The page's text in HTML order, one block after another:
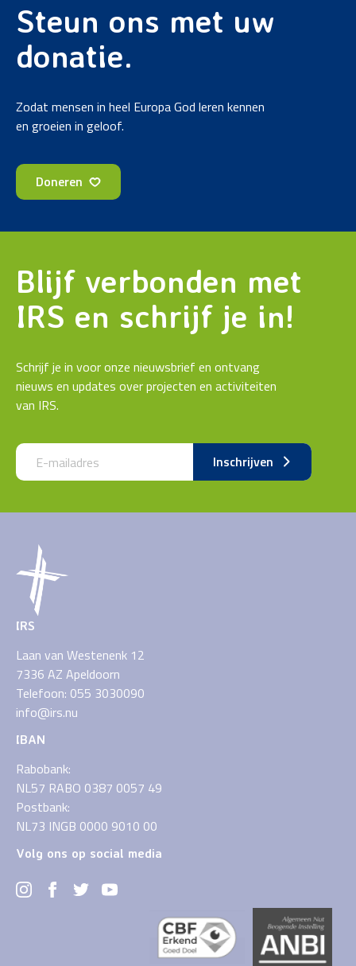
Steun ons met uw
donatie.
Zodat mensen in heel Europa God leren kennen
en groeien in geloof.
Doneren
Blijf verbonden met
IRS en schrijf je in!
Schrijf je in voor onze nieuwsbrief en ontvang
nieuws en updates over projecten en activiteiten
van IRS.
Call me back by fax Inschrijven
IRS
Laan van Westenenk 12
7336 AZ Apeldoorn
Telefoon: 055 3030090
info@irs.nu
IBAN
Rabobank:
NL57 RABO 0387 0057 49
Postbank:
NL73 INGB 0000 9010 00
Volg ons op social media